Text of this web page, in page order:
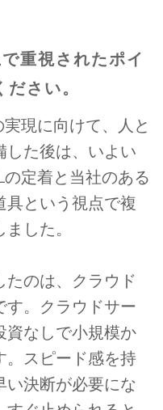
重視されたポイ
さい。
現に向けて、人と
した後は、いよい
定着と当社のある
具という視点で複
した。
たのは、クラウド
す。クラウドサー
資なしで小規模か
。スピード感を持
い決断が必要にな